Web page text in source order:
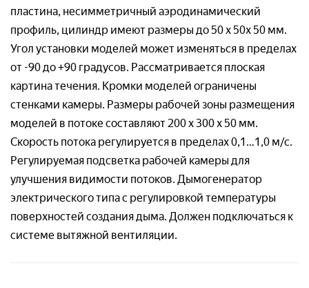
пластина, несимметричный аэродинамический
профиль, цилиндр имеют размеры до 50 х 50х 50 мм.
Угол установки моделей может изменяться в пределах
от -90 до +90 градусов. Рассматривается плоская
картина течения. Кромки моделей ограничены
стенками камеры. Размеры рабочей зоны размещения
моделей в потоке составляют 200 х 300 х 50 мм.
Скорость потока регулируется в пределах 0,1…1,0 м/с.
Регулируемая подсветка рабочей камеры для
улучшения видимости потоков. Дымогенератор
электрического типа с регулировкой температуры
поверхностей создания дыма. Должен подключаться к
системе вытяжной вентиляции.
Отправляя заявку, я соглашаюсь с
Пользовательским соглашением
Отправляя заявку, я соглашаюсь с
Пользовательским соглашением
Адрес доставки*
Отправляя заявку, я соглашаюсь с
Пользовательским соглашением